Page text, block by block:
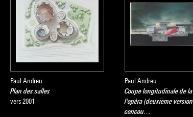
Paul Andreu
Plan des salles
vers 2001
Paul Andreu
Coupe longitudinale de
l'opéra (deuxième
concou…